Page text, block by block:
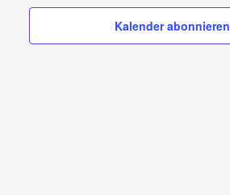
Kalender abonnieren